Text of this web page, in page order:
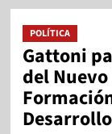
POLÍTICA
Gattoni
del